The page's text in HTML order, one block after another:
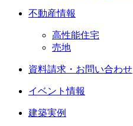
不動産情報
高性能住宅
売地
資料請求・お問い合わせ
イベント情報
建築実例